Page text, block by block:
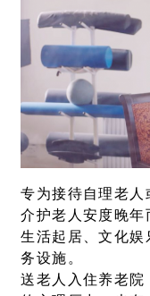
专为接待自理老人
介护老人安度晚年
生活起居、文化娱
务设施。
送老人入住养老院